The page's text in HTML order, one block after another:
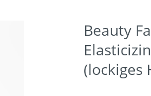
Beauty
(lockiges